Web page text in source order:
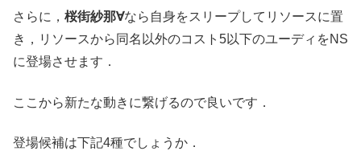
さらに， 桜街紗那∀なら自身をスリープしてリソースに置
き，リソースから同名以外のコスト5以下のユーディをNS
に登場させます．
ここから新たな動きに繋げるので良いです．
登場候補は下記4種でしょうか．